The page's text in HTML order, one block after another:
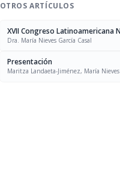
OTROS ARTÍCULOS
XVII Congreso Latinoamericana
Dra. María Nieves García Casal
Presentación
Maritza Landaeta-Jiménez, María